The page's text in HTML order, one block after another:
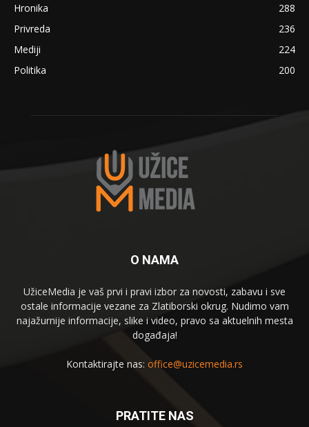
Hronika
288
Privreda
236
Mediji
224
Politika
200
O NAMA
UžiceMedia je vaš prvi i pravi izbor za novosti, zabavu i sve
ostale informacije vezane za Zlatiborski okrug. Nudimo vam
najažurnije informacije, slike i video, pravo sa aktuelnih mesta
događaja!
Kontaktirajte nas: office@uzicemedia.rs
PRATITE NAS